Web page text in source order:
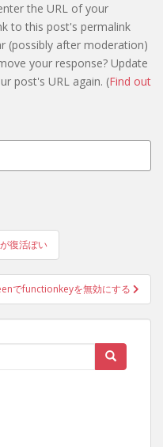
the URL of your
to this post's permalink
(possibly after moderation)
your response? Update
post's URL again. (Find out
復活ぽい
でfunctionkeyを無効にする